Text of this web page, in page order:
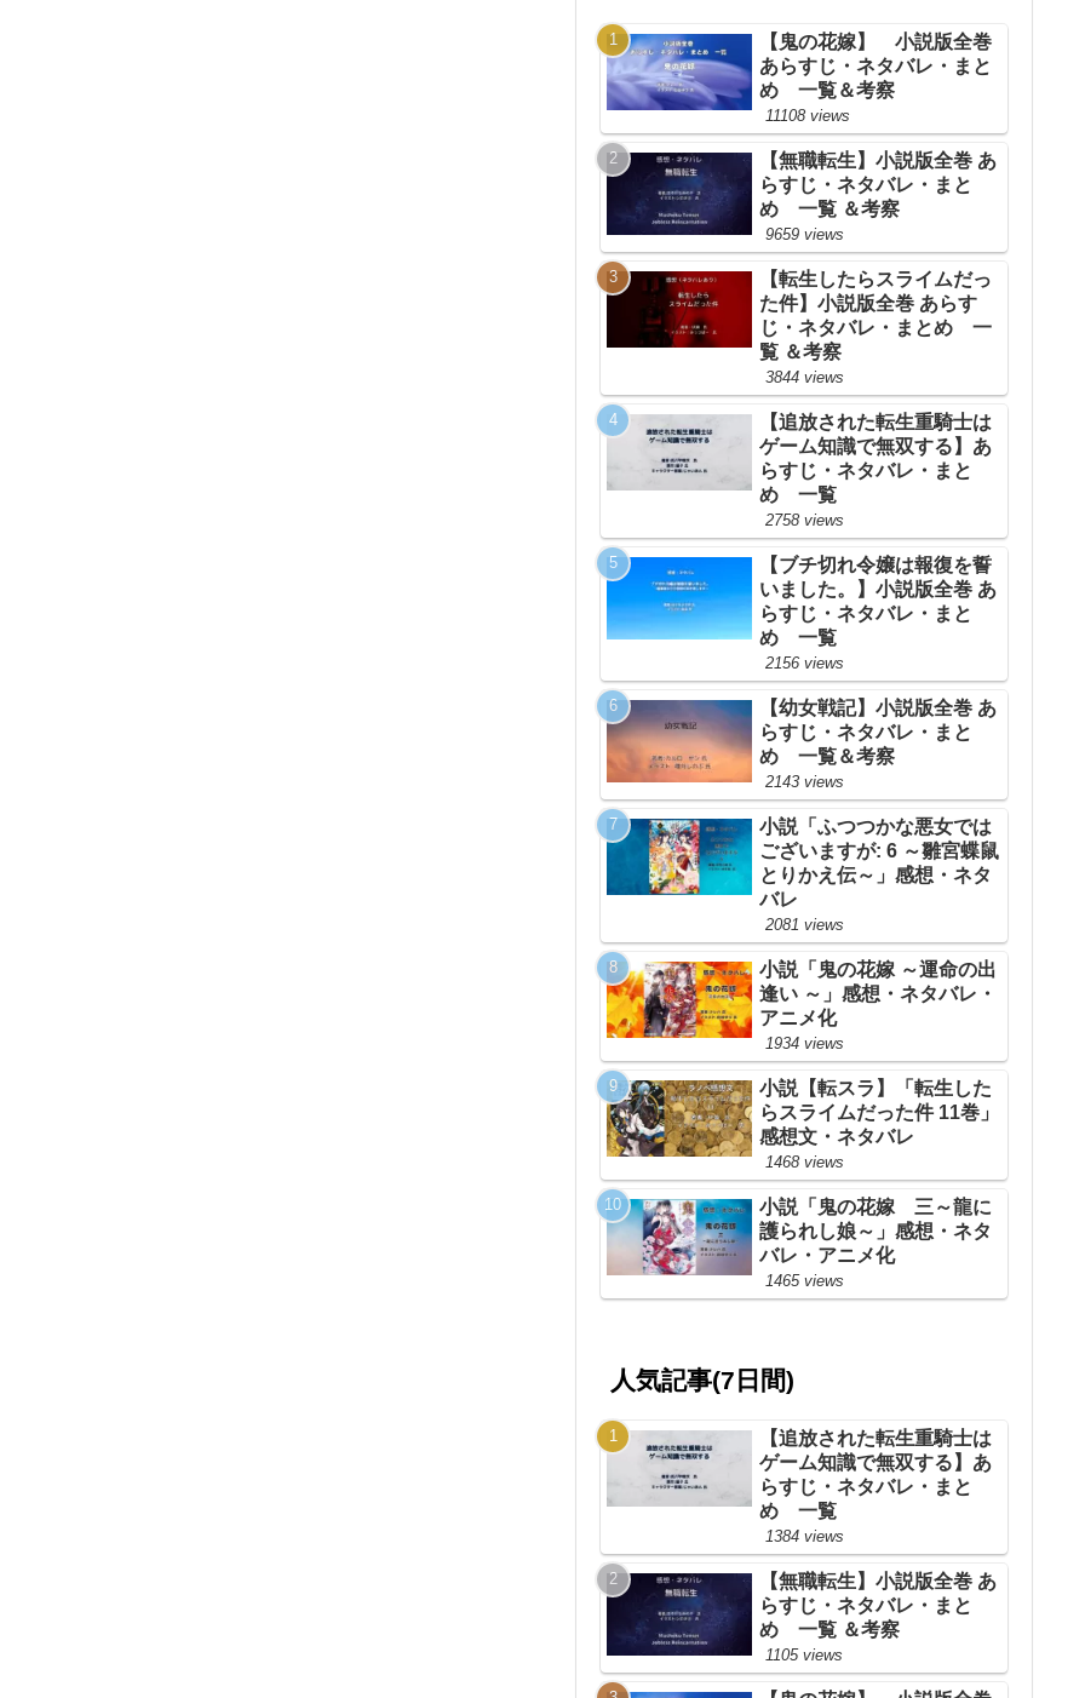
【鬼の花嫁】 小説版全巻
あらすじ・ネタバレ・まと
め 一覧＆考察
11108 views
【無職転生】小説版全巻 あ
らすじ・ネタバレ・まと
め 一覧 ＆考察
9659 views
【転生したらスライムだっ
た件】小説版全巻 あらす
じ・ネタバレ・まとめ 一
覧 ＆考察
3844 views
【追放された転生重騎士は
ゲーム知識で無双する】あ
らすじ・ネタバレ・まと
め 一覧
2758 views
【ブチ切れ令嬢は報復を誓
いました。】小説版全巻 あ
らすじ・ネタバレ・まと
め 一覧
2156 views
【幼女戦記】小説版全巻 あ
らすじ・ネタバレ・まと
め 一覧＆考察
2143 views
小説「ふつつかな悪女では
ございますが: 6 ～雛宮蝶鼠
とりかえ伝～」感想・ネタ
バレ
2081 views
小説「鬼の花嫁 ～運命の出
逢い ～」感想・ネタバレ・
アニメ化
1934 views
小説【転スラ】「転生した
らスライムだった件 11巻」
感想文・ネタバレ
1468 views
小説「鬼の花嫁 三～龍に
護られし娘～」感想・ネタ
バレ・アニメ化
1465 views
人気記事(7日間)
【追放された転生重騎士は
ゲーム知識で無双する】あ
らすじ・ネタバレ・まと
め 一覧
1384 views
【無職転生】小説版全巻 あ
らすじ・ネタバレ・まと
め 一覧 ＆考察
1105 views